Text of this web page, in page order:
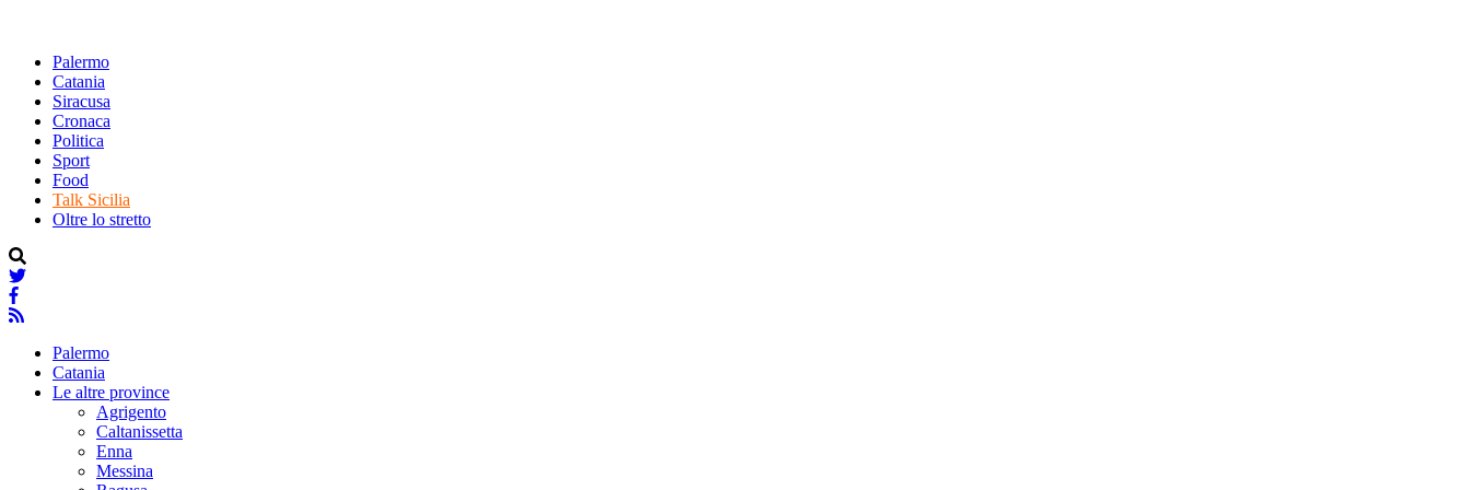
Palermo
Catania
Siracusa
Cronaca
Politica
Sport
Food
Talk Sicilia
Oltre lo stretto
Palermo
Catania
Le altre province
Agrigento
Caltanissetta
Enna
Messina